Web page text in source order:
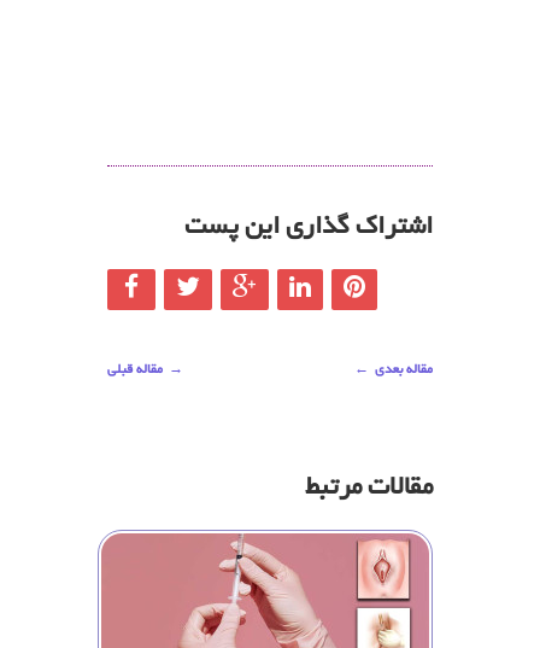
اشتراک گذاری این پست
→ مقاله قبلی مقاله بعدی ←
مقالات مرتبط